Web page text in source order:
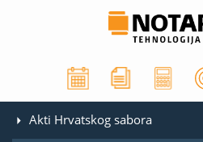
Akti Hrvatskog sabora